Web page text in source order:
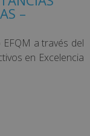
–
a través del
en Excelencia